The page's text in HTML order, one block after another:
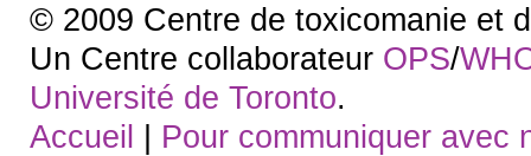
© 2009 Centre de toxicomanie et
Un Centre collaborateur OPS/
Université de Toronto.
Accueil | Pour communiquer avec